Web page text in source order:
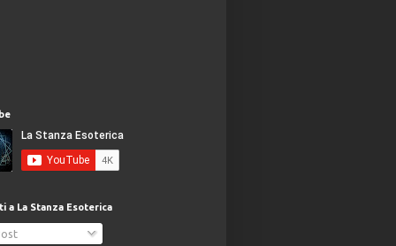
a La Stanza Esoterica